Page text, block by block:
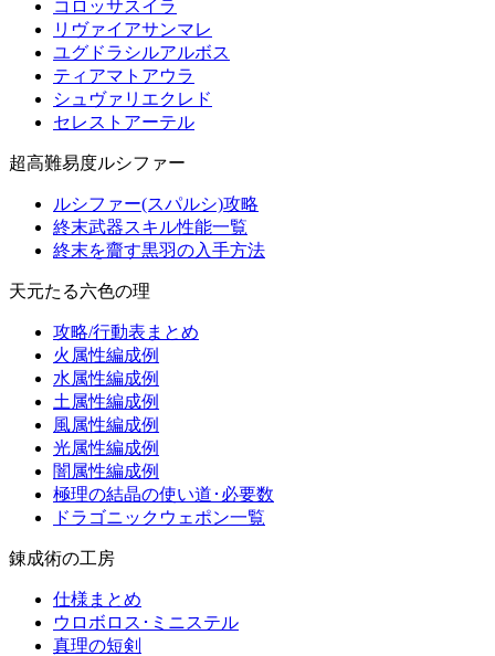
コロッサスイラ
リヴァイアサンマレ
ユグドラシルアルボス
ティアマトアウラ
シュヴァリエクレド
セレストアーテル
超高難易度ルシファー
ルシファー(スパルシ)攻略
終末武器スキル性能一覧
終末を齎す黒羽の入手方法
天元たる六色の理
攻略/行動表まとめ
火属性編成例
水属性編成例
土属性編成例
風属性編成例
光属性編成例
闇属性編成例
極理の結晶の使い道･必要数
ドラゴニックウェポン一覧
錬成術の工房
仕様まとめ
ウロボロス･ミニステル
真理の短剣